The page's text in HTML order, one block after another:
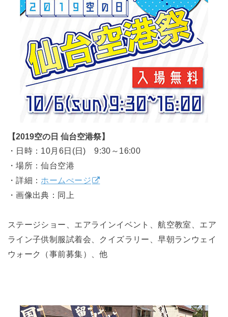
【2019空の日 仙台空港祭】
・日時：10月6日(日) 9:30～16:00
・場所：仙台空港
・詳細： ホームぺージ
・画像出典：同上
ステージショー、エアラインイベント、航空教室、エア
ライン子供制服試着会、クイズラリー、早朝ランウェイ
ウォーク（事前募集）、他